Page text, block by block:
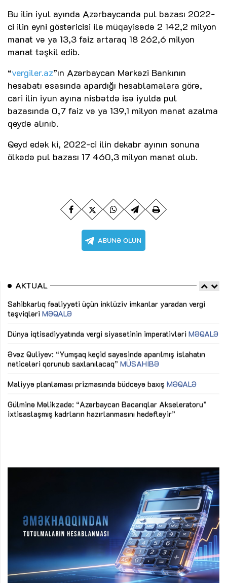
Bu ilin iyul ayında Azərbaycanda pul bazası 2022-
ci ilin eyni göstəricisi ilə müqayisədə 2 142,2 milyon
manat və ya 13,3 faiz artaraq 18 262,6 milyon
manat təşkil edib.
“vergiler.az”ın Azərbaycan Mərkəzi Bankının
hesabatı əsasında apardığı hesablamalara görə,
cari ilin iyun ayına nisbətdə isə iyulda pul
bazasında 0,7 faiz və ya 139,1 milyon manat azalma
qeydə alınıb.
Qeyd edək ki, 2022-ci ilin dekabr ayının sonuna
ölkədə pul bazası 17 460,3 milyon manat olub.
AKTUAL
Sahibkarlıq fəaliyyəti üçün inklüziv imkanlar yaradan vergi
təşviqləri MƏQALƏ
Dünya iqtisadiyyatında vergi siyasətinin imperativləri MƏQALƏ
Əvəz Quliyev: “Yumşaq keçid sayəsində aparılmış islahatın
nəticələri qorunub saxlanılacaq” MÜSAHİBƏ
Maliyyə planlaması prizmasında büdcəyə baxış MƏQALƏ
Gülminə Məlikzadə: “Azərbaycan Bacarıqlar Akseleratoru”
ixtisaslaşmış kadrların hazırlanmasını hədəfləyir”